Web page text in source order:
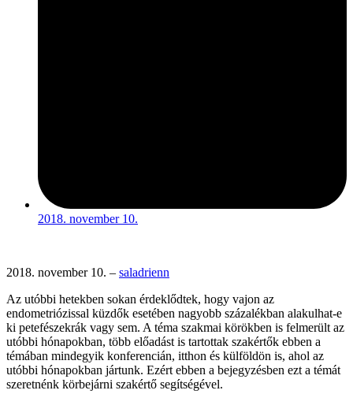
2018. november 10.
2018. november 10. – saladrienn
Az utóbbi hetekben sokan érdeklődtek, hogy vajon az
endometriózissal küzdők esetében nagyobb százalékban alakulhat-e
ki petefészekrák vagy sem. A téma szakmai körökben is felmerült az
utóbbi hónapokban, több előadást is tartottak szakértők ebben a
témában mindegyik konferencián, itthon és külföldön is, ahol az
utóbbi hónapokban jártunk. Ezért ebben a bejegyzésben ezt a témát
szeretnénk körbejárni szakértő segítségével.